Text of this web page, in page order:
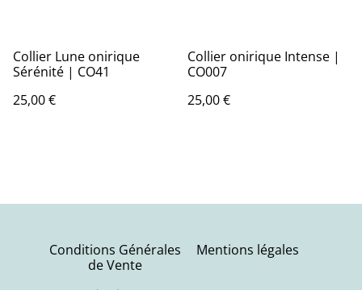
Collier Lune onirique
Sérénité | CO41
25,00 €
Collier onirique Intense |
CO007
25,00 €
Conditions Générales
de Vente
Mentions légales